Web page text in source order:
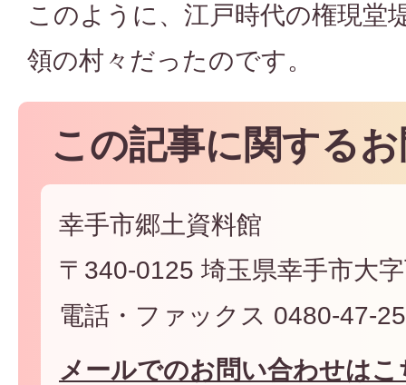
このように、江戸時代の権現堂
領の村々だったのです。
この記事に関する
幸手市郷土資料館
〒340-0125 埼玉県幸手市大
電話・ファックス 0480-47-
メールでのお問い合わせは